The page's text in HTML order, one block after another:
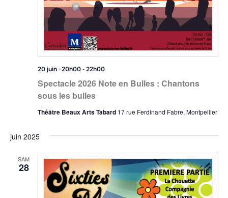
Spectacle 2026 Note en Bulles : Chantons
sous les bulles
20 juin -20h00- 22h00
Théâtre Beaux Arts Tabard 17 rue Ferdinand Fabre, Montpellier
juin 2025
SAM
28